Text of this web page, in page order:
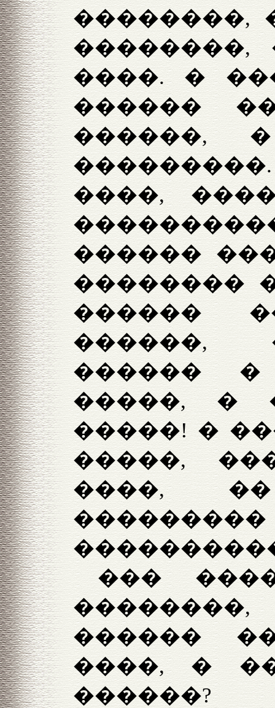
��������,
��������,
����. �
������
������,
����,
������
��������
������
������,
������
�����, �
�����! �
�����,
����,
���
������
����, �